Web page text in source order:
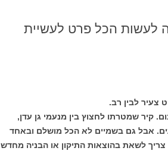
לעשות הכל פרט לעשיית
צעיר לבין רב.
קיר שמטרתו לחצוץ בין מנעמי גן עדן,
אבל גם בשמיים לא הכל מושלם ובאחד
לשאת בהוצאות התיקון או הבניה מחדש